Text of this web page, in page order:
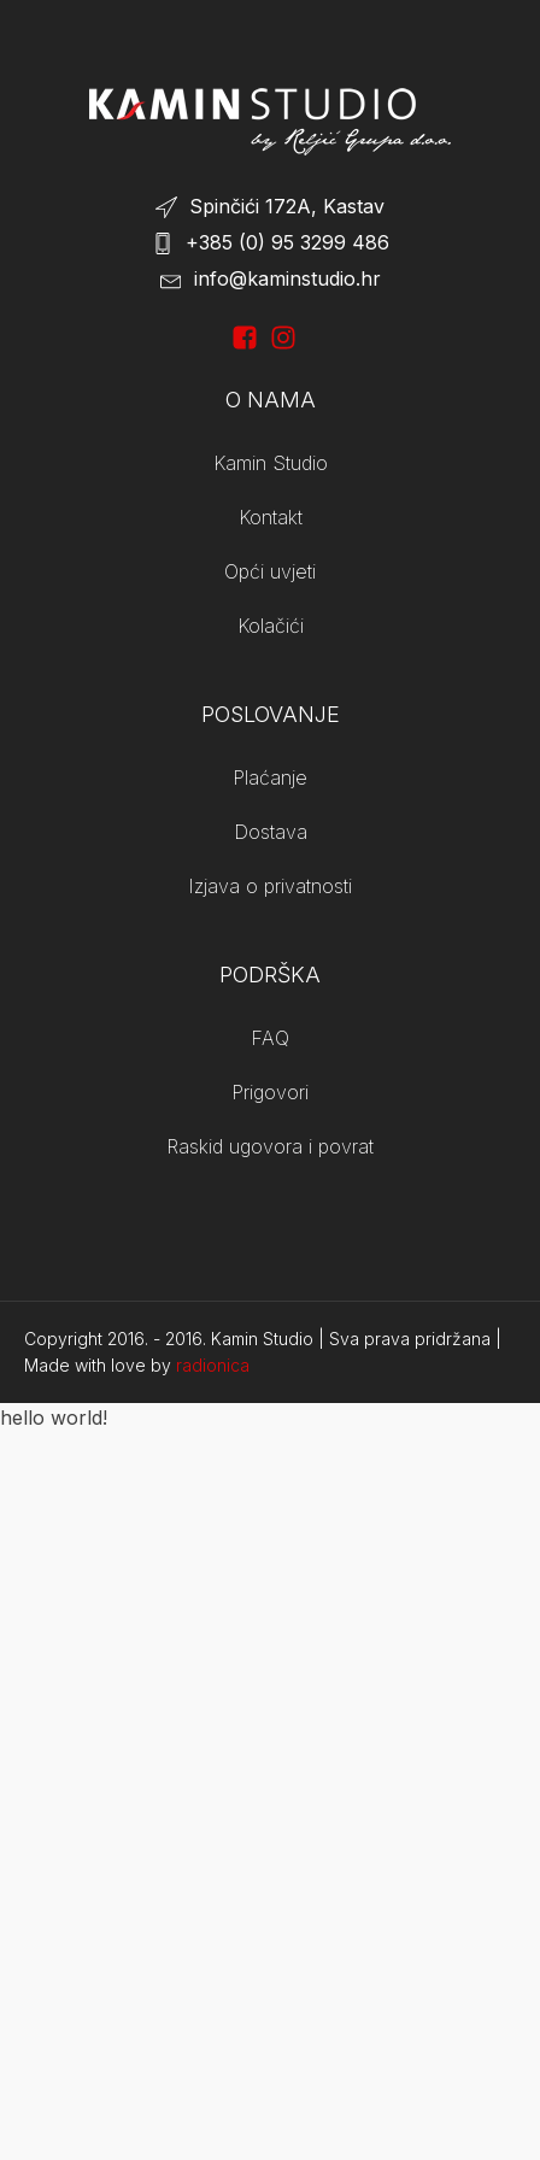
Spinčići 172A, Kastav
+385 (0) 95 3299 486
info@kaminstudio.hr
O NAMA
Kamin Studio
Kontakt
Opći uvjeti
Kolačići
POSLOVANJE
Plaćanje
Dostava
Izjava o privatnosti
PODRŠKA
FAQ
Prigovori
Raskid ugovora i povrat
Copyright 2016. - 2016. Kamin Studio | Sva prava pridržana |
Made with love by radionica
hello world!